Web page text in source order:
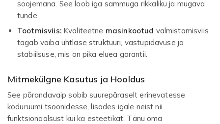
soojemana. See loob iga sammuga rikkaliku ja mugava
tunde.
Tootmisviis:Kvaliteetne masinkootud valmistamisviis
tagab vaiba ühtlase struktuuri, vastupidavuse ja
stabiilsuse, mis on pika eluea garantii.
Mitmekülgne Kasutus ja Hooldus
See põrandavaip sobib suurepäraselt erinevatesse
koduruumi tsoonidesse, lisades igale neist nii
funktsionaalsust kui ka esteetikat. Tänu oma